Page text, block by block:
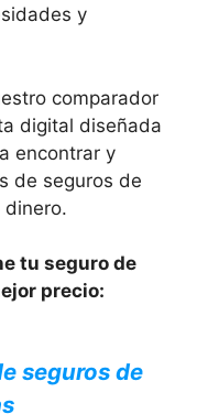
y
comparador
digital diseñada
encontrar y
de seguros de
dinero.
tu seguro de
precio:
seguros de